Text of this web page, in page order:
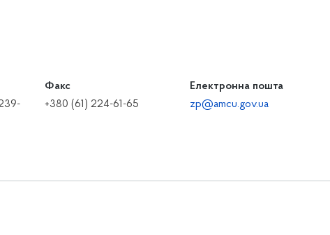
Факс
+380 (61) 224-61-65
Електронна пошта
zp@amcu.gov.ua